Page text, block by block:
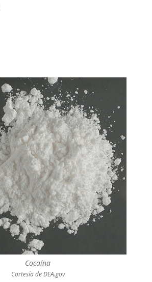
Cocaína
Cortesía de DEA.gov